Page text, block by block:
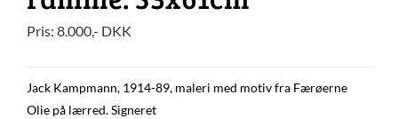
Pris: 8.000,- DKK
Jack Kampmann, 1914-89, maleri med motiv fra Færøerne
Olie på lærred. Signeret